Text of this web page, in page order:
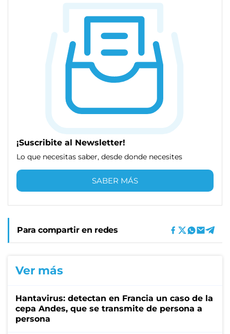
¡Suscribite al Newsletter!
Lo que necesitas saber, desde donde necesites
SABER MÁS
Para compartir en redes
Ver más
Hantavirus: detectan en Francia un caso de la
cepa Andes, que se transmite de persona a
persona